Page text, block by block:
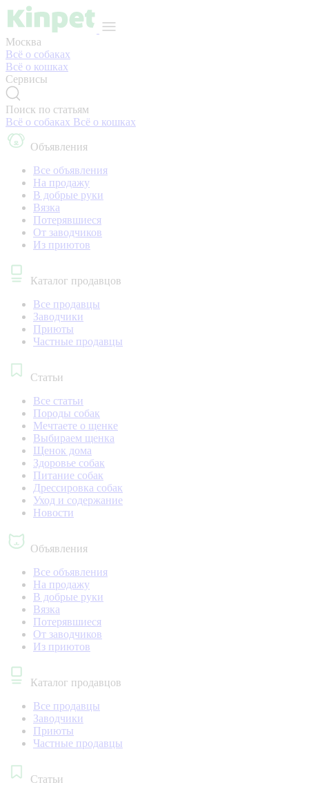
Москва
Всё о собаках
Всё о кошках
Сервисы
Поиск по статьям
Всё о собаках Всё о кошках
Объявления
Все объявления
На продажу
В добрые руки
Вязка
Потерявшиеся
От заводчиков
Из приютов
Каталог продавцов
Все продавцы
Заводчики
Приюты
Частные продавцы
Статьи
Все статьи
Породы собак
Мечтаете о щенке
Выбираем щенка
Щенок дома
Здоровье собак
Питание собак
Дрессировка собак
Уход и содержание
Новости
Объявления
Все объявления
На продажу
В добрые руки
Вязка
Потерявшиеся
От заводчиков
Из приютов
Каталог продавцов
Все продавцы
Заводчики
Приюты
Частные продавцы
Статьи